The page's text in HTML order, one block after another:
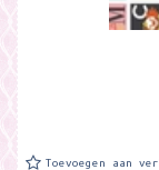
Toevoegen aan